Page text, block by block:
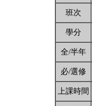
班次
學分
全/半年
必/選修
上課時間